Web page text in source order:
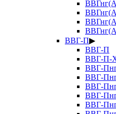
ВВГ-П▶
ВВГ-П
ВВГ-П-
ВВГ-
ВВГ-
ВВГ-
ВВГ-
ВВГ-